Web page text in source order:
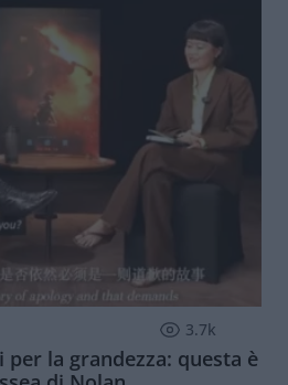
3.7k
per la grandezza: questa è